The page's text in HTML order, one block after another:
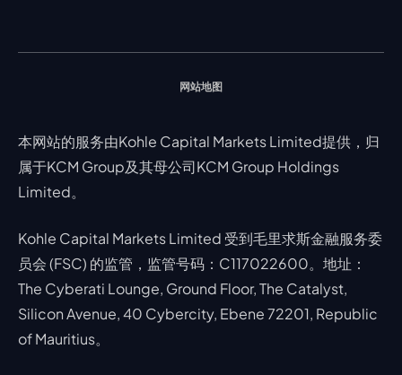
网站地图
本网站的服务由Kohle Capital Markets Limited提供，归
属于KCM Group及其母公司KCM Group Holdings
Limited。
Kohle Capital Markets Limited 受到毛里求斯金融服务委
员会 (FSC) 的监管，监管号码：C117022600。地址：
The Cyberati Lounge, Ground Floor, The Catalyst,
Silicon Avenue, 40 Cybercity, Ebene 72201, Republic
of Mauritius。